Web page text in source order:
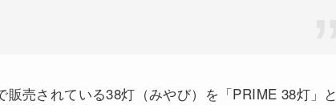
売されている38灯（みやび）を「PRIME 38灯」と